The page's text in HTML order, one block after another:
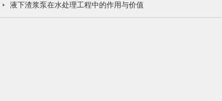
液下渣浆泵在水处理工程中的作用与价值